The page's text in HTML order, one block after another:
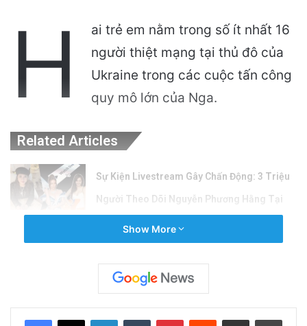
H
ai trẻ em nằm trong số ít nhất 16
người thiệt mạng tại thủ đô của
Ukraine trong các cuộc tấn công
quy mô lớn của Nga.
Related Articles
Sự Kiện Livestream Gây Chấn Động: 3 Triệu
Người Theo Dõi Nguyễn Phương Hằng Tại
Sự Nóng Bỏng Của Chính Quyền Trong Việc
Giải Quyết Vụ Sư Minh Tuệ: Nguyên Nhân Và
Show More
LinkedInTumblr PinterestReddit Share via Email Print